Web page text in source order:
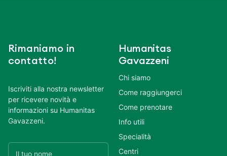
Rimaniamo in
contatto!
Iscriviti alla nostra newsletter
per ricevere novità e
informazioni su Humanitas
Gavazzeni.
Humanitas
Gavazzeni
Chi siamo
Come raggiungerci
Come prenotare
Info utili
Specialità
Centri